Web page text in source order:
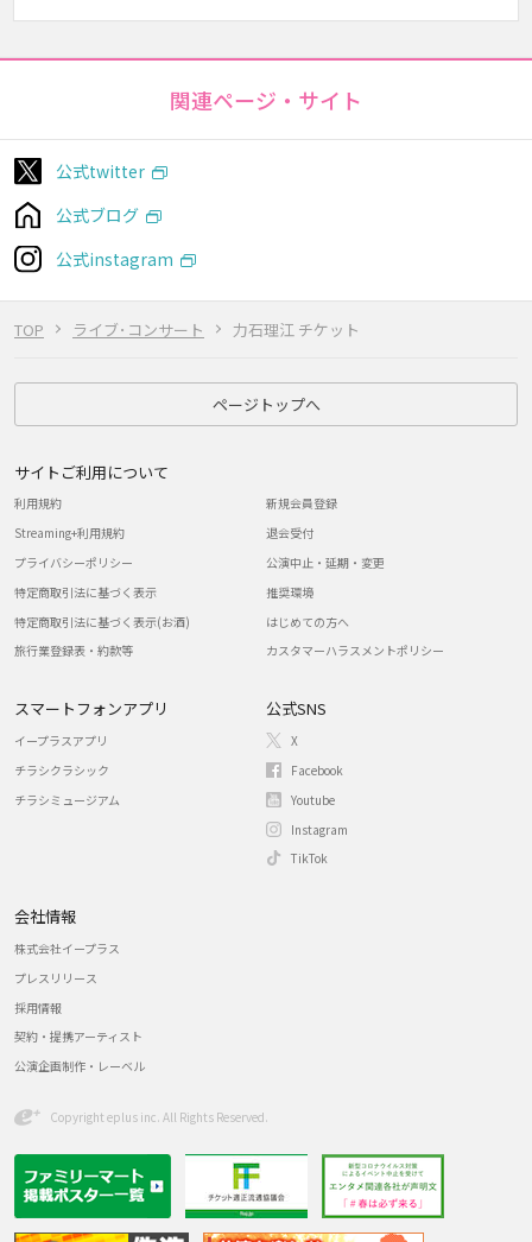
TOP ライブ･コンサート 力石理江 チケット
関連ページ・サイト
公式twitter
公式ブログ
公式instagram
ページトップへ
サイトご利用について
利用規約
Streaming+利用規約
プライバシーポリシー
特定商取引法に基づく表示
特定商取引法に基づく表示(お酒)
旅行業登録表・約款等
新規会員登録
退会受付
公演中止・延期・変更
推奨環境
はじめての方へ
カスタマーハラスメントポリシー
スマートフォンアプリ
イープラスアプリ
チラシクラシック
チラシミュージアム
公式SNS
X
Facebook
Youtube
Instagram
TikTok
会社情報
株式会社イープラス
プレスリリース
採用情報
契約・提携アーティスト
公演企画制作・レーベル
Copyright eplus inc. All Rights Reserved.